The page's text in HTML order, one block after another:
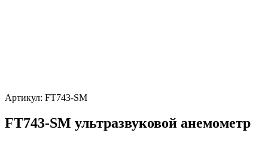
Артикул: FT743-SM
FT743-SM ультразвуковой анемометр